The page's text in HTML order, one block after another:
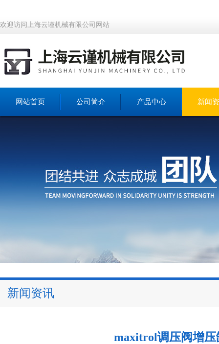
欢迎访问上海云谨机械有限公司网站
网站首页 公司简介 产品中心 新闻
新闻资讯
maxitrol调压阀增